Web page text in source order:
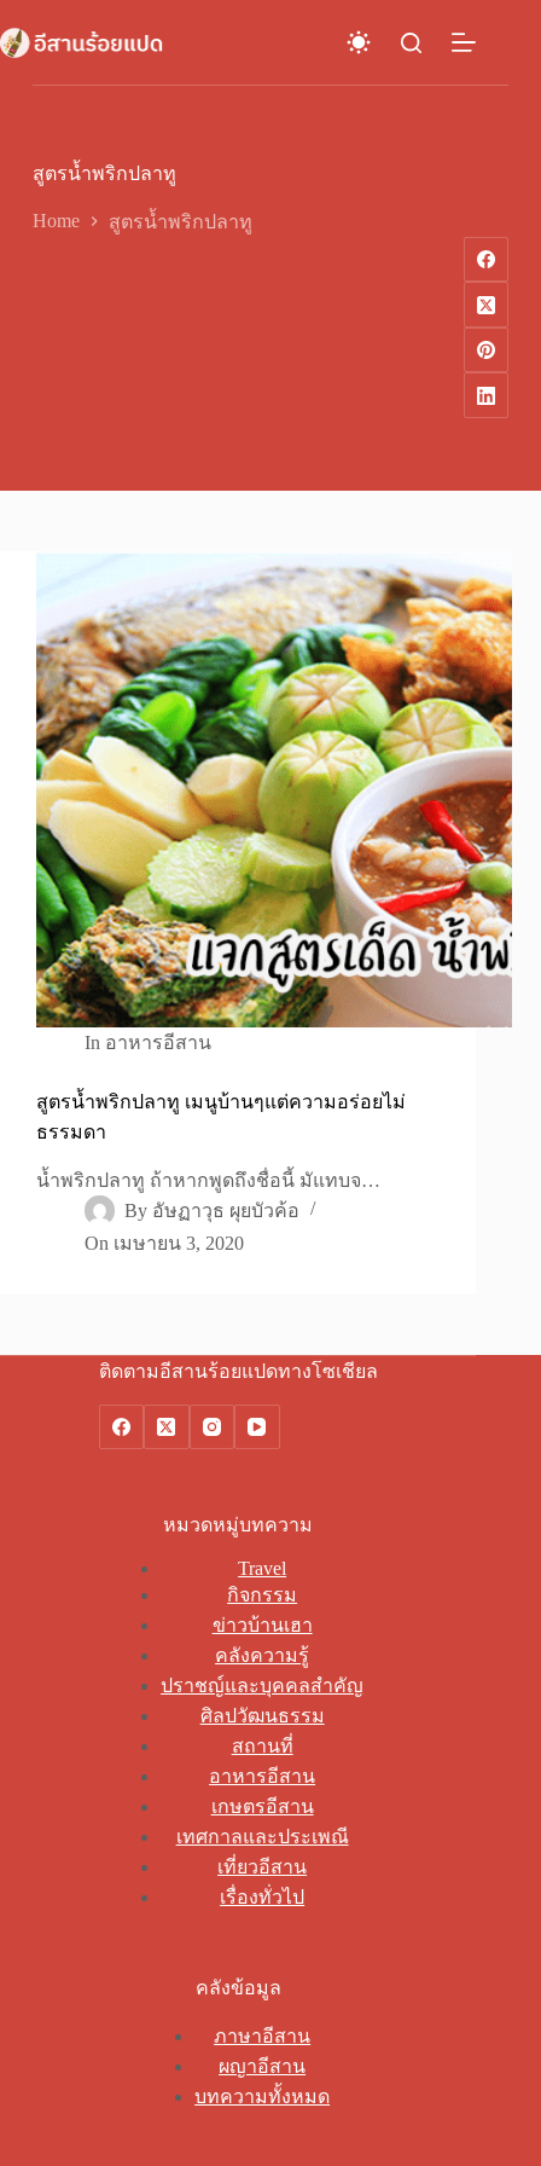
to
content
สูตรน้ำพริกปลาทู
Home สูตรน้ำพริกปลาทู
In อาหารอีสาน
สูตรน้ำพริกปลาทู เมนูบ้านๆแต่ความอร่อยไม่
ธรรมดา
น้ำพริกปลาทู ถ้าหากพูดถึงชื่อนี้ มัแทบจ…
By อัษฏาวุธ ผุยบัวค้อ
On เมษายน 3, 2020
ติดตามอีสานร้อยแปดทางโซเชียล
หมวดหมู่บทความ
Travel
กิจกรรม
ข่าวบ้านเฮา
คลังความรู้
ปราชญ์และบุคคลสำคัญ
ศิลปวัฒนธรรม
สถานที่
อาหารอีสาน
เกษตรอีสาน
เทศกาลและประเพณี
เที่ยวอีสาน
เรื่องทั่วไป
คลังข้อมูล
ภาษาอีสาน
ผญาอีสาน
บทความทั้งหมด